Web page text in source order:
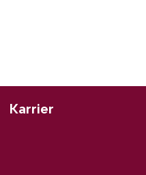
Karrier